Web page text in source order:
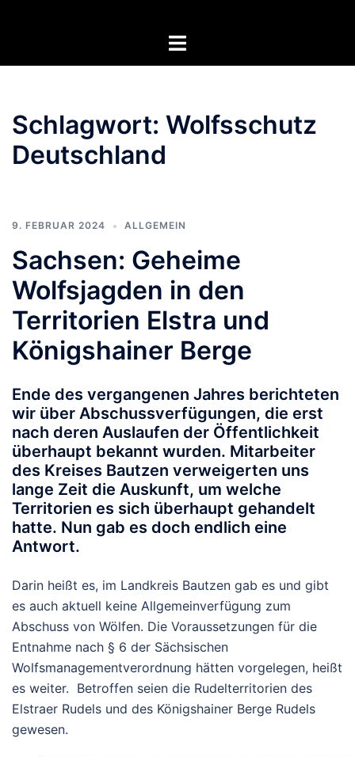
Menü
Schlagwort: Wolfsschutz
Deutschland
9. FEBRUAR 2024 ALLGEMEIN
Sachsen: Geheime
Wolfsjagden in den
Territorien Elstra und
Königshainer Berge
Ende des vergangenen Jahres berichteten
wir über Abschussverfügungen, die erst
nach deren Auslaufen der Öffentlichkeit
überhaupt bekannt wurden. Mitarbeiter
des Kreises Bautzen verweigerten uns
lange Zeit die Auskunft, um welche
Territorien es sich überhaupt gehandelt
hatte. Nun gab es doch endlich eine
Antwort.
Darin heißt es, im Landkreis Bautzen gab es und gibt
es auch aktuell keine Allgemeinverfügung zum
Abschuss von Wölfen. Die Voraussetzungen für die
Entnahme nach § 6 der Sächsischen
Wolfsmanagementverordnung hätten vorgelegen, heißt
es weiter. Betroffen seien die Rudelterritorien des
Elstraer Rudels und des Königshainer Berge Rudels
gewesen.